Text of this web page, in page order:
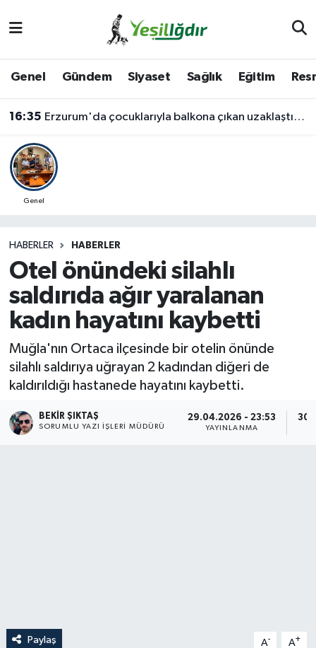
Genel Gündem Siyaset Sağlık Eğitim
16:35 Erzurum'da çocuklarıyla balkona çıkan uzaklaştırma kararlı koca ikna edildi
Genel
HABERLER HABERLER
Otel önündeki silahlı
saldırıda ağır yaralanan
kadın hayatını kaybetti
Muğla'nın Ortaca ilçesinde bir otelin önünde
silahlı saldırıya uğrayan 2 kadından diğeri de
kaldırıldığı hastanede hayatını kaybetti.
BEKIR ŞIKTAŞ
SORUMLU YAZI İŞLERI MÜDÜRÜ
29.04.2026 - 23:53
YAYINLANMA
Paylaş A- A+
İğdir Namaz Vakitleri
Iğdır Trafik Yoğunluk Haritası
Süper Lig Puan Durumu ve Fikstür
Son Dakika Haberleri
Haber Arşivi